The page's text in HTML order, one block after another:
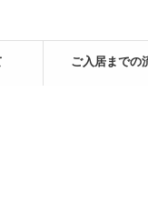
ご入居までの